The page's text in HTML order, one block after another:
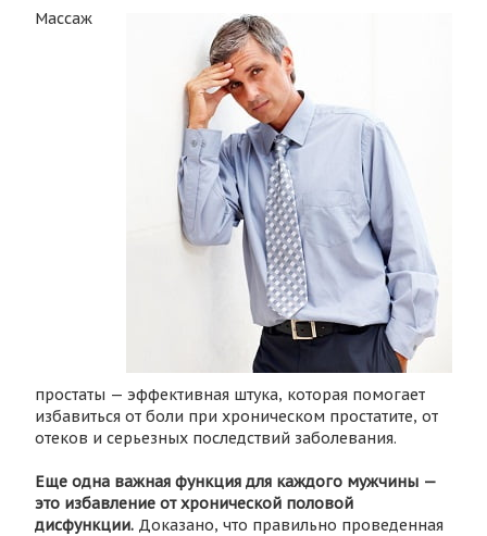
Массаж
простаты — эффективная штука, которая помогает
избавиться от боли при хроническом простатите, от
отеков и серьезных последствий заболевания.
Еще одна важная функция для каждого мужчины —
это избавление от хронической половой
дисфункции. Доказано, что правильно проведенная